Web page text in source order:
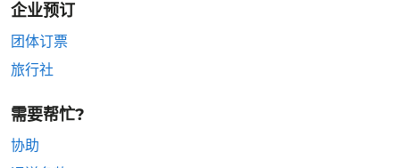
企业预订
团体订票
旅行社
需要帮忙?
协助